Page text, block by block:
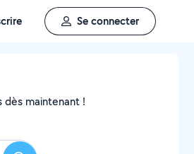
Se connecter
dès maintenant !